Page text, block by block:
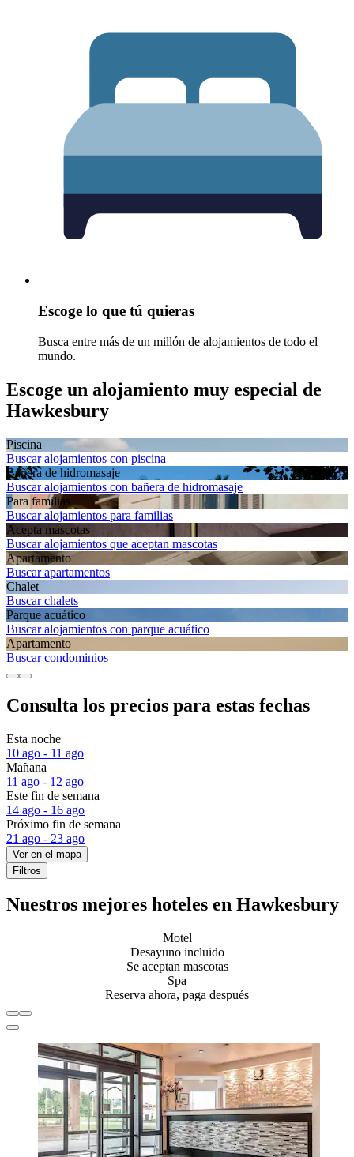
Escoge lo que tú quieras
Busca entre más de un millón de alojamientos de todo el
mundo.
Escoge un alojamiento muy especial de
Hawkesbury
Piscina
Buscar alojamientos con piscina
Bañera de hidromasaje
Buscar alojamientos con bañera de hidromasaje
Para familias
Buscar alojamientos para familias
Acepta mascotas
Buscar alojamientos que aceptan mascotas
Apartamento
Buscar apartamentos
Chalet
Buscar chalets
Parque acuático
Buscar alojamientos con parque acuático
Apartamento
Buscar condominios
Consulta los precios para estas fechas
Esta noche
10 ago - 11 ago
Mañana
11 ago - 12 ago
Este fin de semana
14 ago - 16 ago
Próximo fin de semana
21 ago - 23 ago
Ver en el mapa
Filtros
Nuestros mejores hoteles en Hawkesbury
Motel
Desayuno incluido
Se aceptan mascotas
Spa
Reserva ahora, paga después